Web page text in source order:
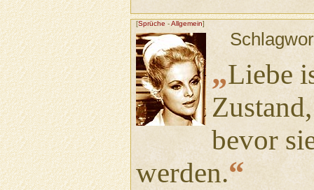
[Sprüche -Allgemein]
„Liebe
bevor
werden.“